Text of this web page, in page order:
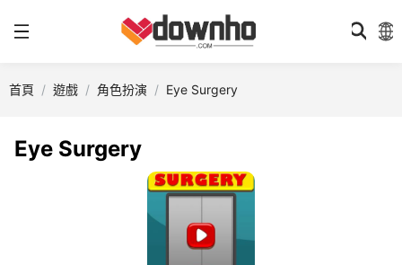
首頁 遊戲 角色扮演 Eye Surgery
Eye Surgery